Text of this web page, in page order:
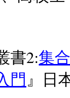
書2:集
門 』日